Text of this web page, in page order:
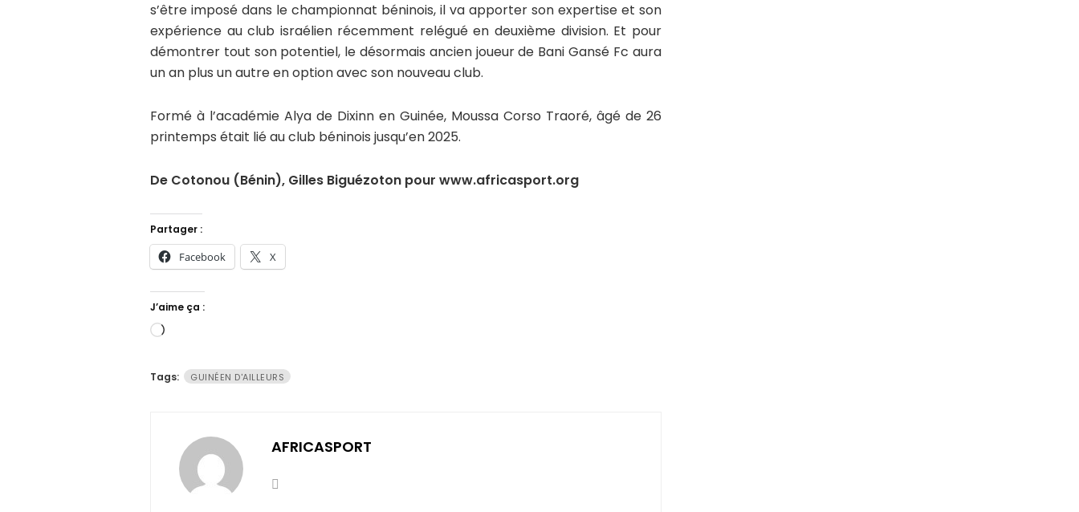
s’être imposé dans le championnat béninois, il va apporter son expertise et son
expérience au club israélien récemment relégué en deuxième division. Et pour
démontrer tout son potentiel, le désormais ancien joueur de Bani Gansé Fc aura
un an plus un autre en option avec son nouveau club.
Formé à l’académie Alya de Dixinn en Guinée, Moussa Corso Traoré, âgé de 26
printemps était lié au club béninois jusqu’en 2025.
De Cotonou (Bénin), Gilles Biguézoton pour www.africasport.org
Partager :
Facebook X
J’aime ça :
Chargement…
Tags: GUINÉEN D'AILLEURS
AFRICASPORT